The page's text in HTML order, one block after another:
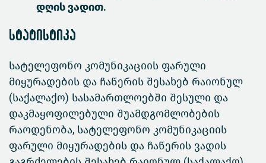
დღის ვადით.
სტატისტიკა
სატელეფონო კომუნიკაციის ფარული
მიყურადების და ჩაწერის შესახებ რაიონულ
(საქალაქო) სასამართლოებში შესული და
დაკმაყოფილებული შუამდგომლობების
რაოდენობა, სატელეფონო კომუნიკაციის
ფარული მიყურადების და ჩაწერის ვადის